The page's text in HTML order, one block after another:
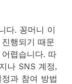
다. 꽁머니 이
행되기 때문
렵습니다. 따
나 SNS 계정,
과 참여 방법